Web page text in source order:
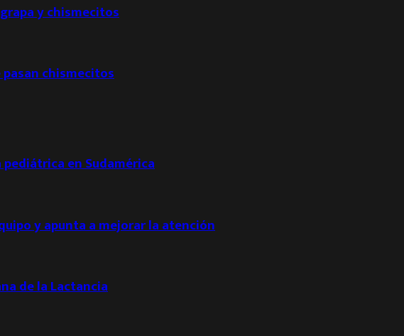
y chismecitos
pasan chismecitos
en Sudamérica
y apunta a mejorar la atención
de la Lactancia